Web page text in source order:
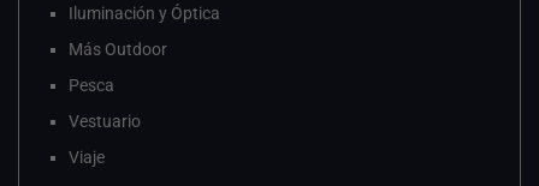
Iluminación y Óptica
Más Outdoor
Pesca
Vestuario
Viaje